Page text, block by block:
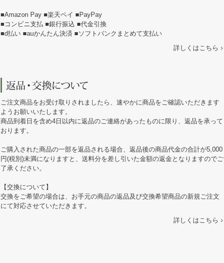
■Amazon Pay ■楽天ペイ ■PayPay
■コンビニ支払 ■銀行振込 ■代金引換
■d払い ■auかんたん決済 ■ソフトバンクまとめて支払い
詳しくはこちら
ご注文商品をお受け取りされましたら、速やかに商品をご確認いただきます
ようお願いいたします。
商品到着日を含め4日以内に返品のご連絡があったものに限り、返品を承って
おります。
ご購入された商品の一部を返品される場合、返品後の商品代金の合計が5,000
円(税別)未満になりますと、送料分を差し引いた金額の返金となりますのでご
了承ください。
【交換について】
交換をご希望の場合は、お手元の商品の返品及び交換希望商品の新規ご注文
にて対応させていただきます。
詳しくはこちら